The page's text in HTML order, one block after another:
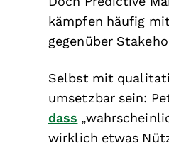
kämpfen häufig
gegenüber
Selbst mit
umsetzbar sein:
dass
wirklich etwas